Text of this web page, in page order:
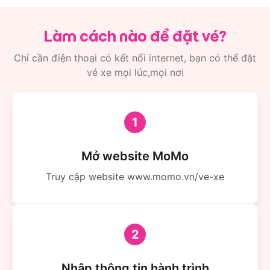
Tại Thái Nguyên
271 Dương Tự Minh, Phường Tân Long.
234 Hoàng Văn Thụ, Phường Đồng Quang.
Tổ 8A, Phường Đức Xuân, Thành phố Bắc Kạn.
Tại Tuyên Quang
Làm cách nào để đặt vé?
Chỉ cần điện thoại có kết nối internet, bạn có thể đặt
vé xe mọi lúc,mọi nơi
1
Mở website MoMo
Truy cập website www.momo.vn/ve-xe
2